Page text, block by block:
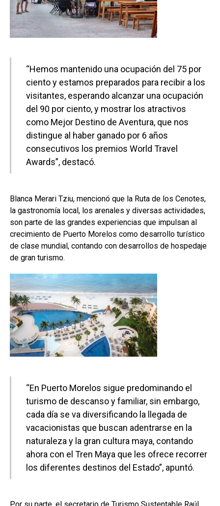
“Hemos mantenido una ocupación del 75 por
ciento y estamos preparados para recibir a los
visitantes, esperando alcanzar una ocupación
del 90 por ciento, y mostrar los atractivos
como Mejor Destino de Aventura, que nos
distingue al haber ganado por 6 años
consecutivos los premios World Travel
Awards”, destacó.
Blanca Merari Tziu, mencionó que la Ruta de los Cenotes,
la gastronomía local, los arenales y diversas actividades,
son parte de las grandes experiencias que impulsan al
crecimiento de Puerto Morelos como desarrollo turístico
de clase mundial, contando con desarrollos de hospedaje
de gran turismo.
“En Puerto Morelos sigue predominando el
turismo de descanso y familiar, sin embargo,
cada día se va diversificando la llegada de
vacacionistas que buscan adentrarse en la
naturaleza y la gran cultura maya, contando
ahora con el Tren Maya que les ofrece recorrer
los diferentes destinos del Estado”, apuntó.
Por su parte, el secretario de Turismo Sustentable Raúl